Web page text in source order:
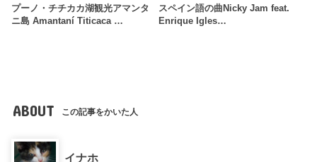
プーノ・チチカカ湖観光アマンタ
ニ島 Amantaní Titicaca …
スペイン語の曲Nicky Jam feat.
Enrique Igles…
ABOUT この記事をかいた人
イナホ